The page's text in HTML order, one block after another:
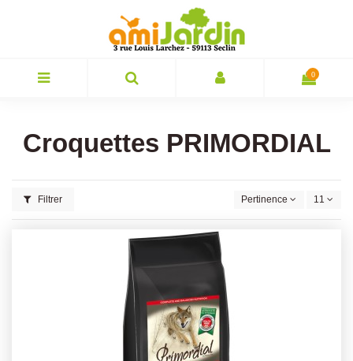
0
Croquettes PRIMORDIAL
Filtrer Pertinence 11